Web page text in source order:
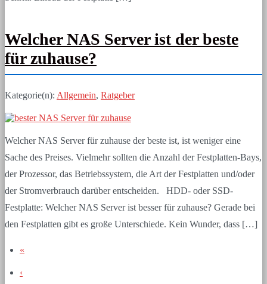
Welcher NAS Server ist der beste
für zuhause?
Kategorie(n): Allgemein, Ratgeber
Welcher NAS Server für zuhause der beste ist, ist weniger eine
Sache des Preises. Vielmehr sollten die Anzahl der Festplatten-Bays,
der Prozessor, das Betriebssystem, die Art der Festplatten und/oder
der Stromverbrauch darüber entscheiden. HDD- oder SSD-
Festplatte: Welcher NAS Server ist besser für zuhause? Gerade bei
den Festplatten gibt es große Unterschiede. Kein Wunder, dass […]
«
‹